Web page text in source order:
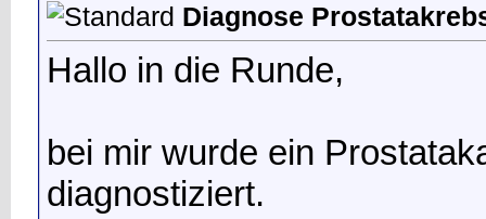
Diagnose
Hallo in die Runde,
bei mir wurde ein
diagnostiziert.